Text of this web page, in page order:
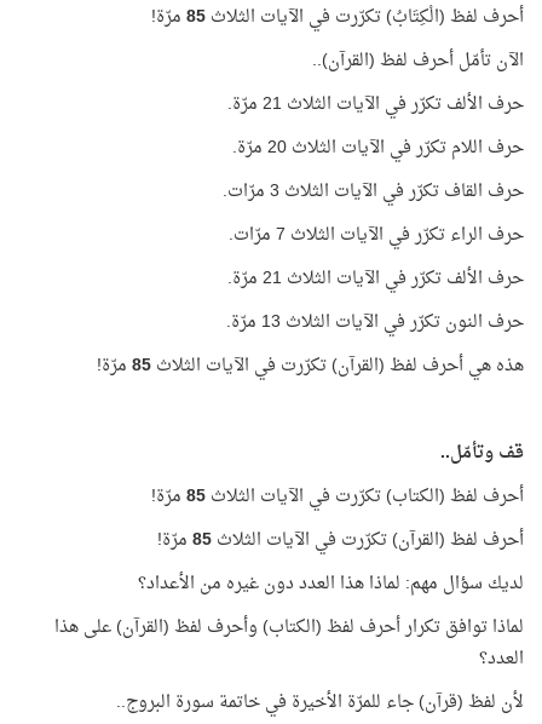
أحرف لفظ (الْكِتَابُ) تكرّرت في الآيات الثلاث85مرّة!
الآن تأمّل أحرف لفظ (القرآن)..
حرف الألف تكرّر في الآيات الثلاث 21 مرّة.
حرف اللام تكرّر في الآيات الثلاث 20 مرّة.
حرف القاف تكرّر في الآيات الثلاث 3 مرّات.
حرف الراء تكرّر في الآيات الثلاث 7 مرّات.
حرف الألف تكرّر في الآيات الثلاث 21 مرّة.
حرف النون تكرّر في الآيات الثلاث 13 مرّة.
هذه هي أحرف لفظ (القرآن) تكرّرت في الآيات الثلاث85مرّة!
قف وتأمّل..
أحرف لفظ (الكتاب) تكرّرت في الآيات الثلاث85مرّة!
أحرف لفظ (القرآن) تكرّرت في الآيات الثلاث85مرّة!
لديك سؤال مهم: لماذا هذا العدد دون غيره من الأعداد؟
لماذا توافق تكرار أحرف لفظ (الكتاب) وأحرف لفظ (القرآن) على هذا
العدد؟
لأن لفظ (قرآن) جاء للمرّة الأخيرة في خاتمة سورة البروج..